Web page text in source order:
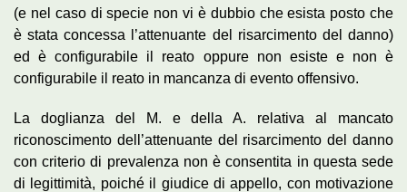
(e nel caso di specie non vi è dubbio che esista posto che
è stata concessa l’attenuante del risarcimento del danno)
ed è configurabile il reato oppure non esiste e non è
configurabile il reato in mancanza di evento offensivo.
La doglianza del M. e della A. relativa al mancato
riconoscimento dell’attenuante del risarcimento del danno
con criterio di prevalenza non è consentita in questa sede
di legittimità, poiché il giudice di appello, con motivazione